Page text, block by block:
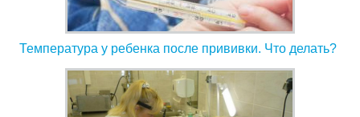
Температура у ребенка после прививки. Что делать?